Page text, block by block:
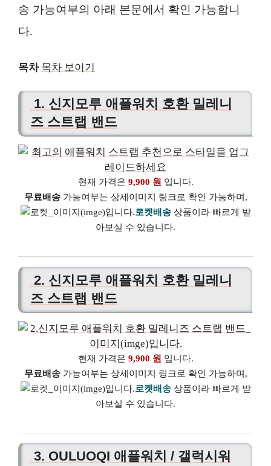
송 가능여부의 아래 본문에서 확인 가능합니
다.
목차 목차 보이기
1. 신지모루 애플워치 호환 밀레니
즈 스트랩 밴드
현재 가격은 9,900 원 입니다.
무료배송가능여부는 상세이미지 링크로 확인 가능하며,
로켓배송상품이라 빠르게 받
아보실 수 있습니다.
2. 신지모루 애플워치 호환 밀레니
즈 스트랩 밴드
현재 가격은 9,900 원 입니다.
무료배송가능여부는 상세이미지 링크로 확인 가능하며,
로켓배송상품이라 빠르게 받
아보실 수 있습니다.
3. OULUOQI 애플워치 / 갤럭시워